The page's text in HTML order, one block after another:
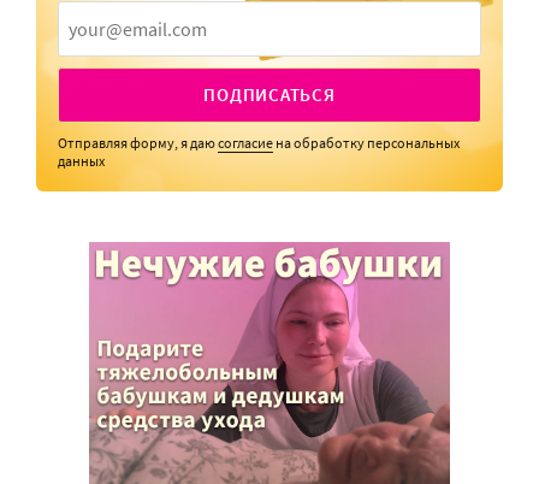
ПОДПИСАТЬСЯ
Отправляя форму, я даюсогласие на обработку персональных
данных